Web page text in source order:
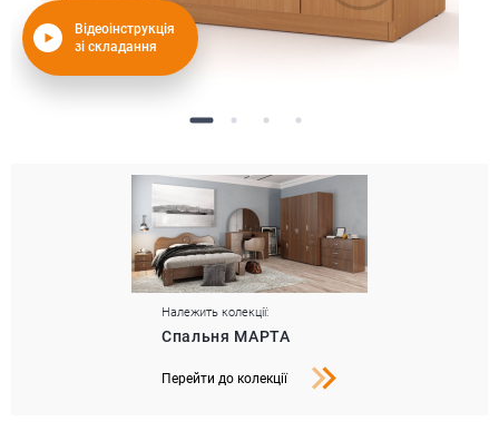
Відеоінструкція
зі складання
Належить колекції:
Спальня МАРТА
Перейти до колекції